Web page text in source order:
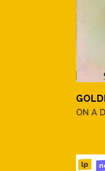
ON A
lp